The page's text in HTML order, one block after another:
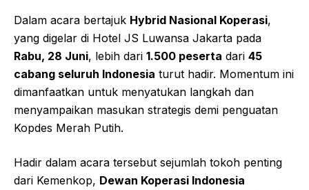
Dalam acara bertajuk Hybrid Nasional Koperasi,
yang digelar di Hotel JS Luwansa Jakarta pada
Rabu, 28 Juni, lebih dari 1.500 peserta dari 45
cabang seluruh Indonesia turut hadir. Momentum ini
dimanfaatkan untuk menyatukan langkah dan
menyampaikan masukan strategis demi penguatan
Kopdes Merah Putih.
Hadir dalam acara tersebut sejumlah tokoh penting
dari Kemenkop, Dewan Koperasi Indonesia